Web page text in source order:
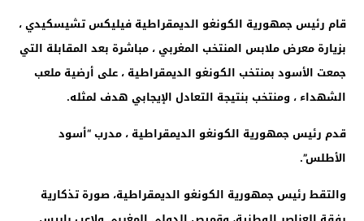
قام رئيس جمهورية الكونغو الديمقراطية فيليكس تشيسكيدي ،
بزيارة معرض ملابس المنتخب المغربي ، مباشرة بعد المقابلة التي
جمعت الأسود بمنتخب الكونغو الديمقراطية ، على أرضية ملعب
الشهداء ، ومنتخب بنتيجة التعادل الإيجابي هدف لمثله.
قدم رئيس جمهورية الكونغو الديمقراطية ، مدرب “أسود
الأطلس”.
والتقط رئيس جمهورية الكونغو الديمقراطية، صورة تذكارية